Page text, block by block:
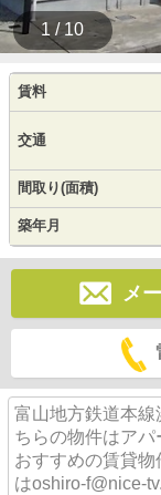
1 / 10
賃料
交通
間取り(面積)
築年月
メ
富山地方鉄道本線
ちらの物件はア
おすすめの賃貸
はoshiro-f@nice-